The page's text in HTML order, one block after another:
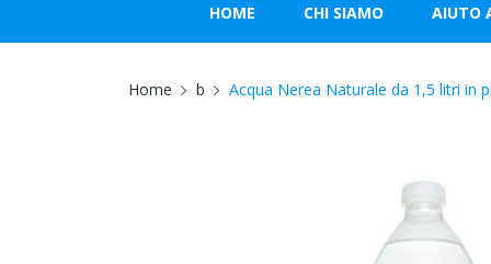
HOME CHI SIAMO AIUTO
Home b Acqua Nerea Naturale da 1,5 litri in